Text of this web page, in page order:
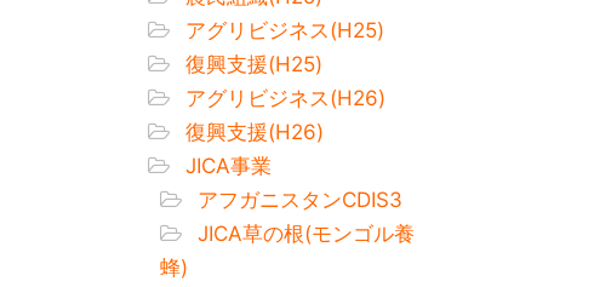
アグリビジネス(H25)
復興支援(H25)
アグリビジネス(H26)
復興支援(H26)
JICA事業
アフガニスタンCDIS3
JICA草の根(モンゴル養
蜂)